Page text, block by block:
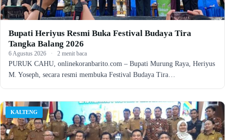
Bupati Heriyus Resmi Buka Festival Budaya Tira
Tangka Balang 2026
6 Agustus 2026 · 2 menit baca
PURUK CAHU, onlinekoranbarito.com – Bupati Murung Raya, Heriyus
M. Yoseph, secara resmi membuka Festival Budaya Tira…
KALTENG